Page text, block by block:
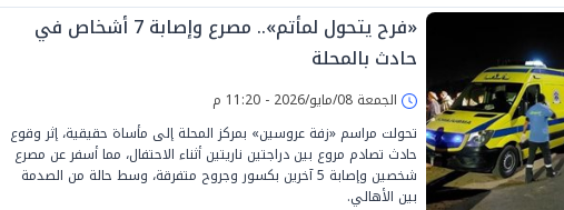
«فرح يتحول لمأتم».. مصرع وإصابة 7 أشخاص في
حادث بالمحلة
الجمعة 08/مايو/2026 - 11:20 م
تحولت مراسم «زفة عروسين» بمركز المحلة إلى مأساة حقيقية، إثر وقوع
حادث تصادم مروع بين دراجتين ناريتين أثناء الاحتفال، مما أسفر عن مصرع
شخصين وإصابة 5 آخرين بكسور وجروح متفرقة، وسط حالة من الصدمة
بين الأهالي.